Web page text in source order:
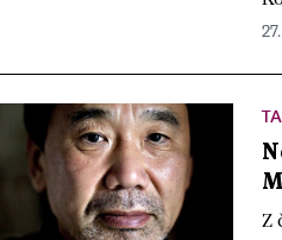
Z